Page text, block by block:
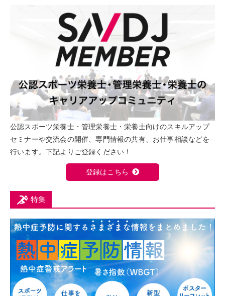
公認スポーツ栄養士・管理栄養士・栄養士向けのスキルアップ
セミナーや交流会の開催、専門情報の共有、お仕事相談などを
行います。下記よりご登録ください！
登録はこちら
特集